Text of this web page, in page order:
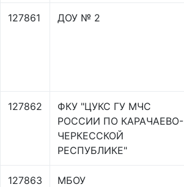
127861 ДОУ № 2
127862
ФКУ "ЦУКС ГУ МЧС
РОССИИ ПО КАРАЧАЕВО-
ЧЕРКЕССКОЙ
РЕСПУБЛИКЕ"
127863
МБОУ